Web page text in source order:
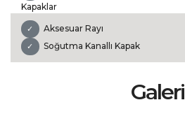
Kapaklar
✓ Aksesuar Rayı
✓ Soğutma Kanallı Kapak
Galeri